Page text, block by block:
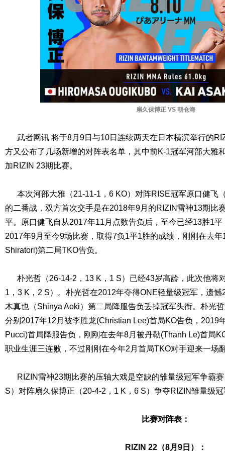
扇久保博正 VS 朝仓海
武者网讯 将于8月9日与10日连续两天在日本横滨举行的
方又公布了几场新增的对阵表名单，其中前K-1冠军河部大雅
加RIZIN 23期比赛。
本次河部大雅（21-11-1，6 KO）对阵RISE冠军原口健飞
的二番战，双方首次交手是在2018年9月的RIZIN雷神13期比
平。原口健飞自从2017年11月点数告负后，至今已经13胜1
2017年9月至今9场比赛，取得7负1平1胜的成绩，刚刚在去
Shiratori)第二局TKO告负。
朴光哲（26-14-2，13 K，1 S）已经43岁高龄，此次他将
1，3 K，2 S）。朴光哲在2012年夺得ONE轻量级冠军，遗
木真也（Shinya Aoki）第二局降服告负丢掉冠军头衔。朴光
分别2017年12月被李胜龙(Christian Lee)首局KO告负，2019
Pucci)首局降服告负，刚刚在去年8月被丹勒(Thanh Le)首局
职业生涯三连败，不过刚刚在今年2月首局TKO对手迎来一场
RIZIN雷神23期比赛的压轴大戏是空缺的雏量级冠军争霸
S）对阵扇久保博正（20-4-2，1 K，6 S）争夺RIZIN雏量级
比赛对阵表：
RIZIN 22（8月9日）：